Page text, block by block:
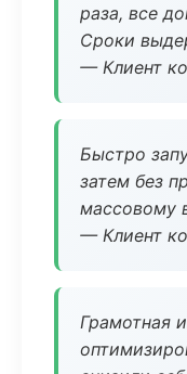
раза, все
Сроки
— Клиент
Быстро
затем без
массовому
— Клиент
Грамотная